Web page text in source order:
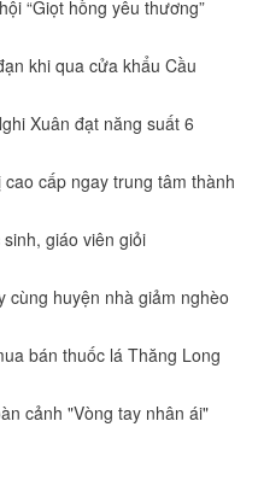
“Giọt hồng yêu thương”
khi qua cửa khẩu Cầu
Xuân đạt năng suất 6
cấp ngay trung tâm thành
giáo viên giỏi
huyện nhà giảm nghèo
bán thuốc lá Thăng Long
cảnh "Vòng tay nhân ái"